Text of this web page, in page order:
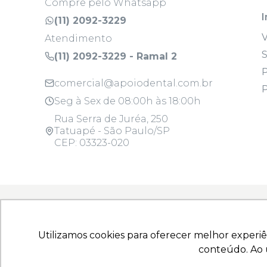
Utilizamos cookies para oferecer melhor
conteúdo. Ao
Utilizamos cookies para oferecer melhor
conteúdo. Ao
Compre pelo Whatsapp
(11) 2092-3229
Atendimento
(11) 2092-3229 - Ramal 2
comercial@apoiodental.com.br
Seg à Sex de 08:00h às 18:00h
Rua Serra de Juréa, 250
Tatuapé - São Paulo/SP
CEP: 03323-020
Copyright © 2025 - Todos os direitos
10.925.214/0001-22 | Rua Serra de Juréa, 250 -
Produtos para Saúde (Correlatos): 8.08.058-9,